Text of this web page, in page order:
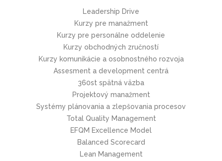
Leadership Drive
Kurzy pre manažment
Kurzy pre personálne oddelenie
Kurzy obchodných zručností
Kurzy komunikácie a osobnostného rozvoja
Assesment a development centrá
360st spätná väzba
Projektový manažment
Systémy plánovania a zlepšovania procesov
Total Quality Management
EFQM Excellence Model
Balanced Scorecard
Lean Management